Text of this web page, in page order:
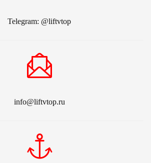
Telegram: @liftvtop
info@liftvtop.ru